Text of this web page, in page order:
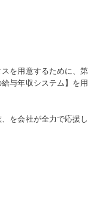
を用意するために、第
与年収システム】を用
を会社が全力で応援し